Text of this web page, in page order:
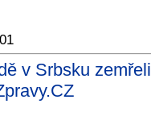
v Srbsku